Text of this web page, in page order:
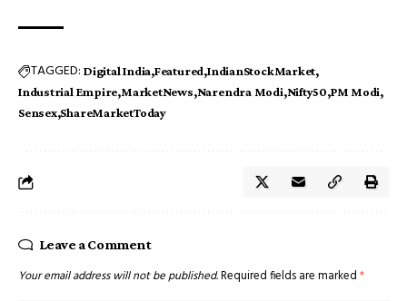
TAGGED: Digital India Featured IndianStockMarket
Industrial Empire MarketNews Narendra Modi Nifty50 PM Modi
Sensex ShareMarketToday
Leave a Comment
Your email address will not be published.Required fields are marked *